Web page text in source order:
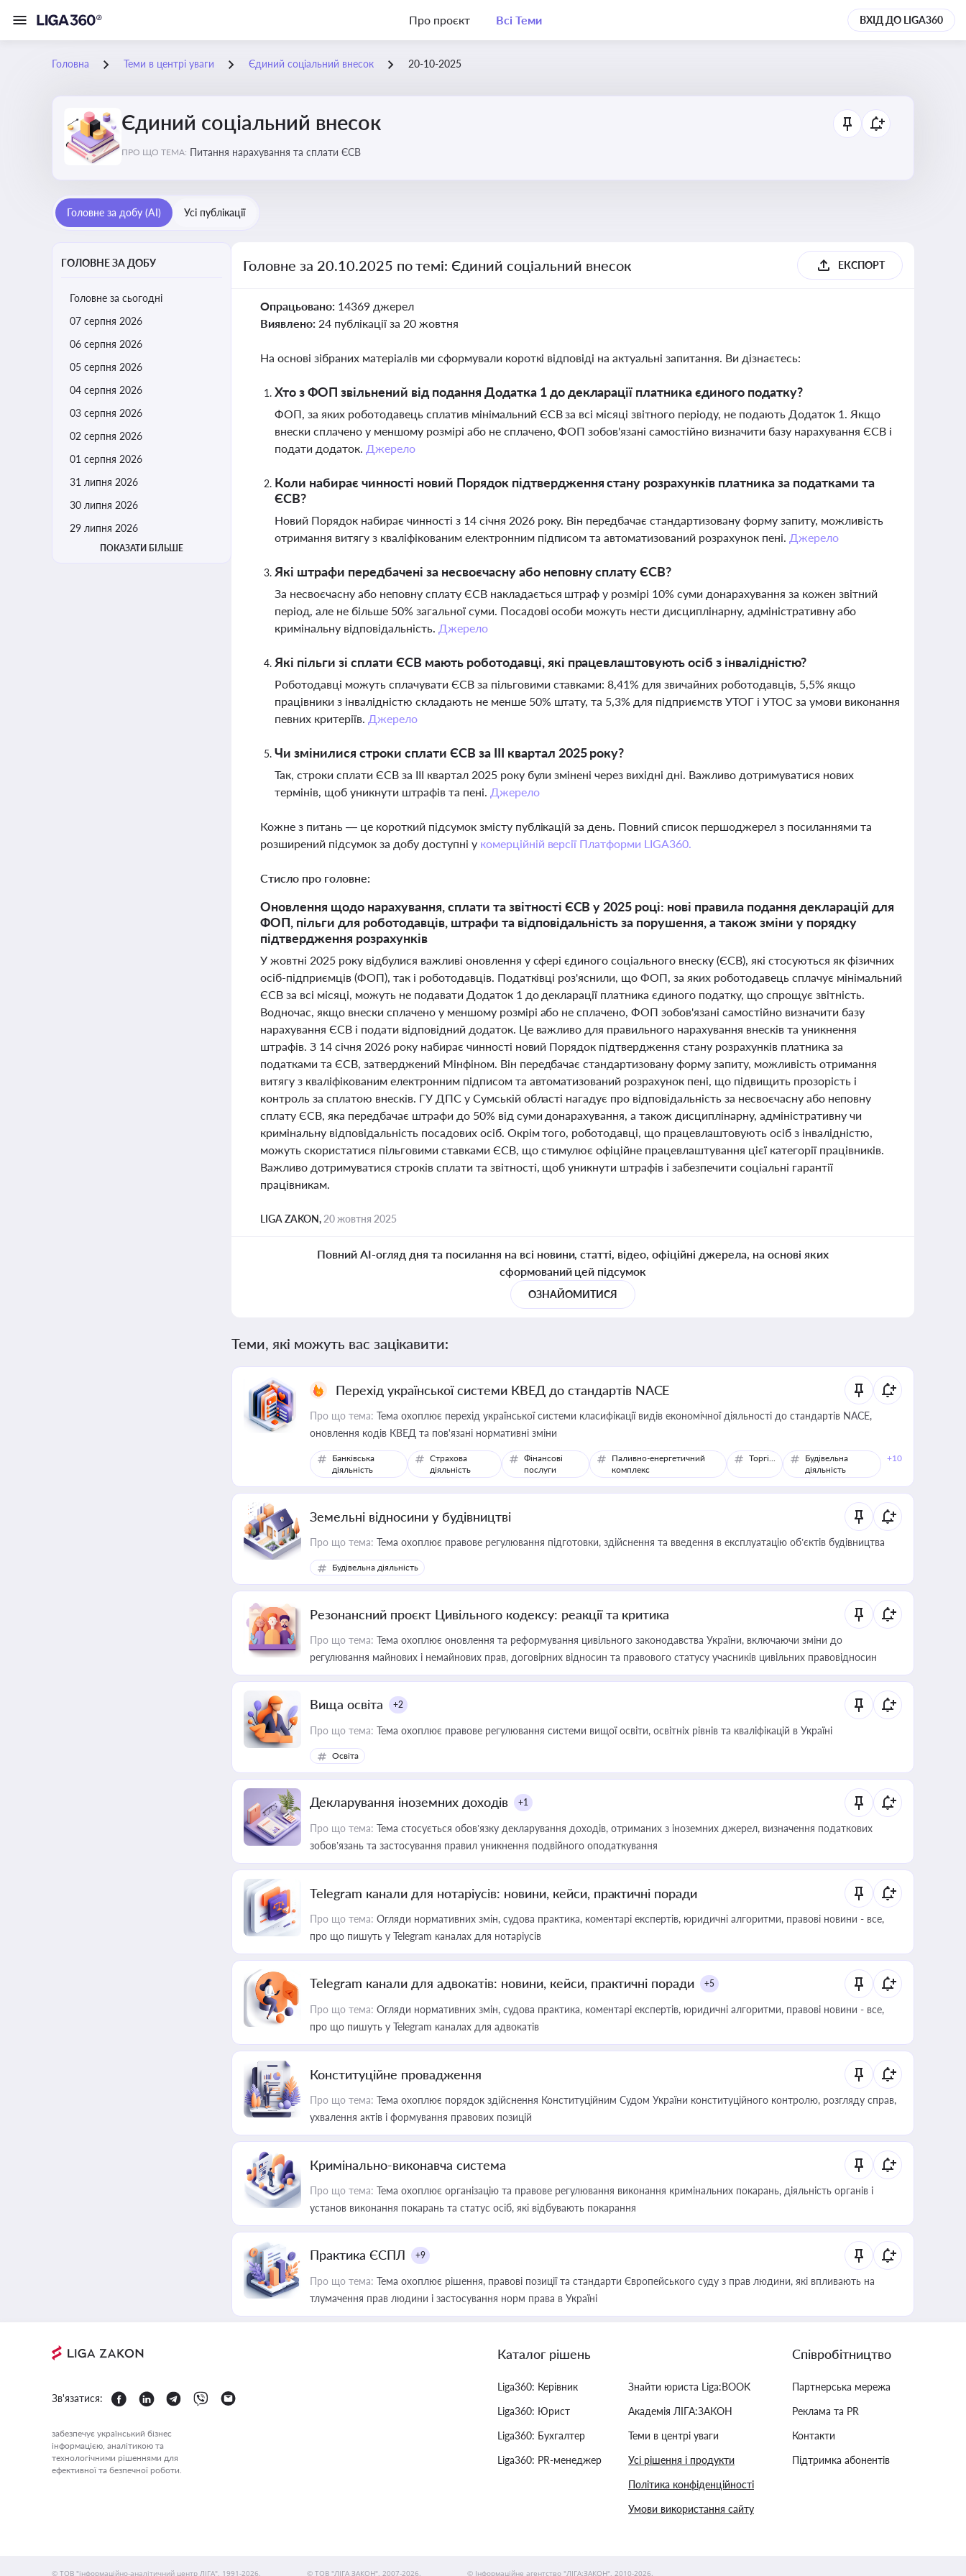
Про проєкт Всі Теми ВХІД ДО LIGA360
Головна Теми в центрі уваги Єдиний соціальний внесок 20-10-2025
Єдиний соціальний внесок
ПРО ЩО ТЕМА: Питання нарахування та сплати ЄСВ
Головне за добу (AI) Усі публікації
ГОЛОВНЕ ЗА ДОБУ
Головне за сьогодні
07 серпня 2026
06 серпня 2026
05 серпня 2026
04 серпня 2026
03 серпня 2026
02 серпня 2026
01 серпня 2026
31 липня 2026
30 липня 2026
29 липня 2026
ПОКАЗАТИ БІЛЬШЕ
Головне за 20.10.2025 по темі: Єдиний соціальний внесок ЕКСПОРТ
Опрацьовано: 14369 джерел
Виявлено: 24 публікації за 20 жовтня
На основі зібраних матеріалів ми сформували короткі відповіді на актуальні запитання. Ви дізнаєтесь:
Хто з ФОП звільнений від подання Додатка 1 до декларації платника єдиного податку?
ФОП, за яких роботодавець сплатив мінімальний ЄСВ за всі місяці звітного періоду, не подають Додаток 1. Якщо
внески сплачено у меншому розмірі або не сплачено, ФОП зобов'язані самостійно визначити базу нарахування ЄСВ і
подати додаток. Джерело
Коли набирає чинності новий Порядок підтвердження стану розрахунків платника за податками та
ЄСВ?
Новий Порядок набирає чинності з 14 січня 2026 року. Він передбачає стандартизовану форму запиту, можливість
отримання витягу з кваліфікованим електронним підписом та автоматизований розрахунок пені. Джерело
Які штрафи передбачені за несвоєчасну або неповну сплату ЄСВ?
За несвоєчасну або неповну сплату ЄСВ накладається штраф у розмірі 10% суми донарахування за кожен звітний
період, але не більше 50% загальної суми. Посадові особи можуть нести дисциплінарну, адміністративну або
кримінальну відповідальність. Джерело
Які пільги зі сплати ЄСВ мають роботодавці, які працевлаштовують осіб з інвалідністю?
Роботодавці можуть сплачувати ЄСВ за пільговими ставками: 8,41% для звичайних роботодавців, 5,5% якщо
працівники з інвалідністю складають не менше 50% штату, та 5,3% для підприємств УТОГ і УТОС за умови виконання
певних критеріїв. Джерело
Чи змінилися строки сплати ЄСВ за ІІІ квартал 2025 року?
Так, строки сплати ЄСВ за ІІІ квартал 2025 року були змінені через вихідні дні. Важливо дотримуватися нових
термінів, щоб уникнути штрафів та пені. Джерело
Кожне з питань — це короткий підсумок змісту публікацій за день. Повний список першоджерел з посиланнями та
розширений підсумок за добу доступні у комерційній версії Платформи LIGA360.
Стисло про головне:
Оновлення щодо нарахування, сплати та звітності ЄСВ у 2025 році: нові правила подання декларацій для
ФОП, пільги для роботодавців, штрафи та відповідальність за порушення, а також зміни у порядку
підтвердження розрахунків
У жовтні 2025 року відбулися важливі оновлення у сфері єдиного соціального внеску (ЄСВ), які стосуються як фізичних
осіб-підприємців (ФОП), так і роботодавців. Податківці роз'яснили, що ФОП, за яких роботодавець сплачує мінімальний
ЄСВ за всі місяці, можуть не подавати Додаток 1 до декларації платника єдиного податку, що спрощує звітність.
Водночас, якщо внески сплачено у меншому розмірі або не сплачено, ФОП зобов'язані самостійно визначити базу
нарахування ЄСВ і подати відповідний додаток. Це важливо для правильного нарахування внесків та уникнення
штрафів. З 14 січня 2026 року набирає чинності новий Порядок підтвердження стану розрахунків платника за
податками та ЄСВ, затверджений Мінфіном. Він передбачає стандартизовану форму запиту, можливість отримання
витягу з кваліфікованим електронним підписом та автоматизований розрахунок пені, що підвищить прозорість і
контроль за сплатою внесків. ГУ ДПС у Сумській області нагадує про відповідальність за несвоєчасну або неповну
сплату ЄСВ, яка передбачає штрафи до 50% від суми донарахування, а також дисциплінарну, адміністративну чи
кримінальну відповідальність посадових осіб. Окрім того, роботодавці, що працевлаштовують осіб з інвалідністю,
можуть скористатися пільговими ставками ЄСВ, що стимулює офіційне працевлаштування цієї категорії працівників.
Важливо дотримуватися строків сплати та звітності, щоб уникнути штрафів і забезпечити соціальні гарантії
працівникам.
LIGA ZAKON, 20 жовтня 2025
Повний AI-огляд дня та посилання на всі новини, статті, відео, офіційні джерела, на основі яких
сформований цей підсумок
ОЗНАЙОМИТИСЯ
Теми, які можуть вас зацікавити:
Перехід української системи КВЕД до стандартів NACE
Про що тема: Тема охоплює перехід української системи класифікації видів економічної діяльності до стандартів NACE,
оновлення кодів КВЕД та пов'язані нормативні зміни
Банківська
діяльність
Страхова
діяльність
Фінансові
послуги
Паливно-енергетичний
комплекс
Торгівля
Будівельна
діяльність
+10
Земельні відносини у будівництві
Про що тема: Тема охоплює правове регулювання підготовки, здійснення та введення в експлуатацію об’єктів будівництва
Будівельна діяльність
Резонансний проєкт Цивільного кодексу: реакції та критика
Про що тема: Тема охоплює оновлення та реформування цивільного законодавства України, включаючи зміни до
регулювання майнових і немайнових прав, договірних відносин та правового статусу учасників цивільних правовідносин
Вища освіта +2
Про що тема: Тема охоплює правове регулювання системи вищої освіти, освітніх рівнів та кваліфікацій в Україні
Освіта
Декларування іноземних доходів +1
Про що тема: Тема стосується обов’язку декларування доходів, отриманих з іноземних джерел, визначення податкових
зобов’язань та застосування правил уникнення подвійного оподаткування
Telegram канали для нотаріусів: новини, кейси, практичні поради
Про що тема: Огляди нормативних змін, судова практика, коментарі експертів, юридичні алгоритми, правові новини - все,
про що пишуть у Telegram каналах для нотаріусів
Telegram канали для адвокатів: новини, кейси, практичні поради +5
Про що тема: Огляди нормативних змін, судова практика, коментарі експертів, юридичні алгоритми, правові новини - все,
про що пишуть у Telegram каналах для адвокатів
Конституційне провадження
Про що тема: Тема охоплює порядок здійснення Конституційним Судом України конституційного контролю, розгляду справ,
ухвалення актів і формування правових позицій
Кримінально-виконавча система
Про що тема: Тема охоплює організацію та правове регулювання виконання кримінальних покарань, діяльність органів і
установ виконання покарань та статус осіб, які відбувають покарання
Практика ЄСПЛ +9
Про що тема: Тема охоплює рішення, правові позиції та стандарти Європейського суду з прав людини, які впливають на
тлумачення прав людини і застосування норм права в Україні
Зв'язатися:
забезпечує український бізнес
інформацією, аналітикою та
технологічними рішеннями для
ефективної та безпечної роботи.
Каталог рішень
Liga360: Керівник
Liga360: Юрист
Liga360: Бухгалтер
Liga360: PR-менеджер
Знайти юриста Liga:BOOK
Академія ЛІГА:ЗАКОН
Теми в центрі уваги
Усі рішення і продукти
Політика конфіденційності
Умови використання сайту
Співробітництво
Партнерська мережа
Реклама та PR
Контакти
Підтримка абонентів
© ТОВ "інформаційно-аналітичний центр ЛІГА", 1991-2026. © ТОВ "ЛІГА ЗАКОН", 2007-2026. © Інформаційне агентство "ЛІГА:ЗАКОН", 2010-2026.